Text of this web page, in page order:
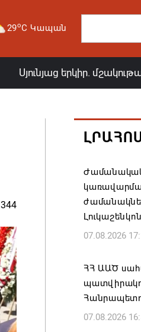
29oC Կապան
Սյունյաց երկիր.
344
Լուկաշենկոն
07.08.2026
ՀՀ ԱԱԾ
07.08.2026